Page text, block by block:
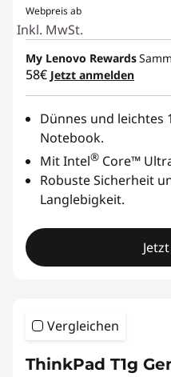
Webpreis ab
Inkl. MwSt.
My Lenovo Rewards
58€ Jetzt anmelden
Dünnes und leichtes
Notebook.
Mit Intel® Core™
Robuste Sicherheit
Langlebigkeit.
Vergleichen
ThinkPad T1g